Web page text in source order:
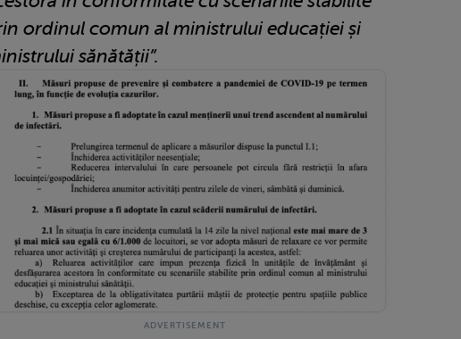
ordinul comun al ministrului educației și
sănătății”.